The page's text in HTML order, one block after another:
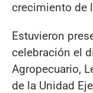
crecimiento de
Estuvieron
celebración el
Agropecuario,
de la Unidad